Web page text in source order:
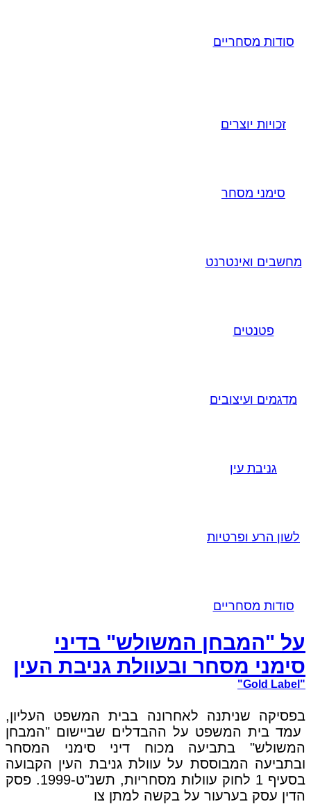
סודות מסחריים
זכויות יוצרים
סימני מסחר
מחשבים ואינטרנט
פטנטים
מדגמים ועיצובים
גניבת עין
לשון הרע ופרטיות
סודות מסחריים
על "המבחן המשולש" בדיני
סימני מסחר ובעוולת גניבת העין
"Gold Label"
בפסיקה שניתנה לאחרונה בבית המשפט העליון,
עמד בית המשפט על ההבדלים שביישום "המבחן
המשולש" בתביעה מכוח דיני סימני המסחר
ובתביעה המבוססת על עוולת גניבת העין הקבועה
בסעיף 1 לחוק עוולות מסחריות, תשנ"ט-1999. פסק
הדין עסק בערעור על בקשה למתן צו